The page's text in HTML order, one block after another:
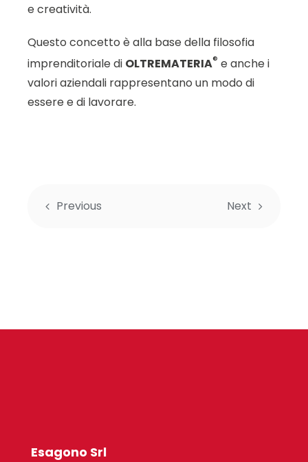
e creatività.
Questo concetto è alla base della filosofia
imprenditoriale di OLTREMATERIA® e anche i
valori aziendali rappresentano un modo di
essere e di lavorare.
Previous Next
Esagono Srl